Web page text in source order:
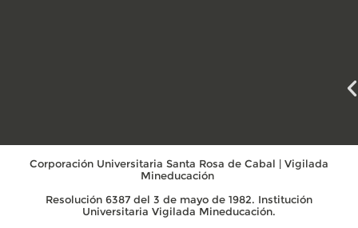
Corporación Universitaria Santa Rosa de Cabal | Vigilada
Mineducación
Resolución 6387 del 3 de mayo de 1982. Institución
Universitaria Vigilada Mineducación.